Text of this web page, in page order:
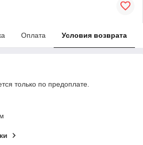
Оплата Условия возврата
только по предоплате.